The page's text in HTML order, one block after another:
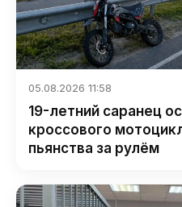
05.08.2026 11:58
19-летний саранец
кроссового
пьянства за рулём